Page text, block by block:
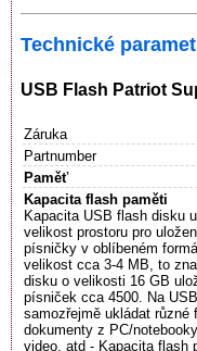
Technické
USB Flash Patriot
Záruka
Partnumber
Paměť
Kapacita flash paměti
Kapacita USB flash disku
velikost prostoru pro
písničky v oblíbeném
velikost cca 3-4 MB, to
disku o velikosti 16 GB
písniček cca 4500. Na
samozřejmě ukládat různé
dokumenty z PC/
video, atd - Kapacita flash